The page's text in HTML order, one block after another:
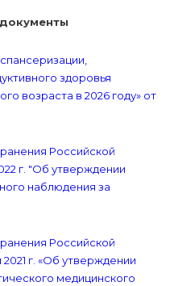
здоровья
возраста в 2026 году» от
Российской
г. "Об утверждении
наблюдения за
Российской
г. «Об утверждении
медицинского